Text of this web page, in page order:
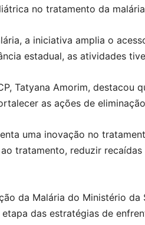
no tratamento da
a iniciativa amplia o
estadual, as atividades
Tatyana Amorim,
as ações de
uma inovação no
tratamento, reduzir
da Malária do Ministério
das estratégias de